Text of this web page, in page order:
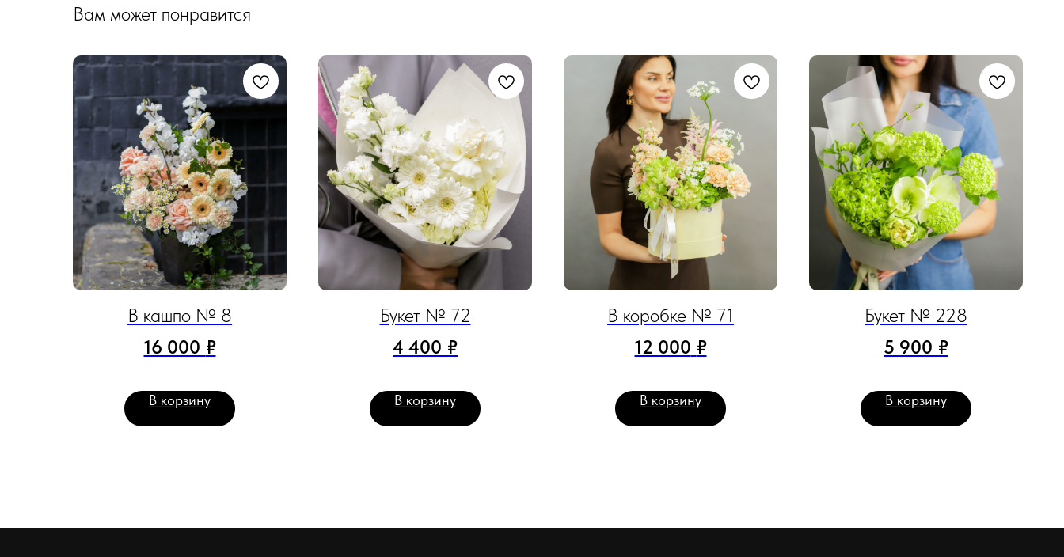
Вам может понравится
В кашпо № 8
16 000 ₽
В корзину
Букет № 72
4 400 ₽
В корзину
В коробке № 71
12 000 ₽
В корзину
Букет № 228
5 900 ₽
В корзину